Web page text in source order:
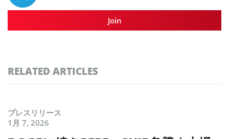
Join
RELATED ARTICLES
プレスリリース
1月 7, 2026